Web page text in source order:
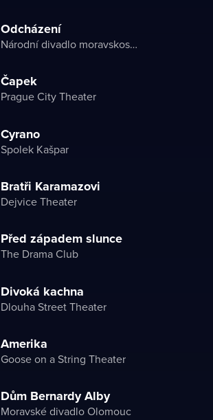
Odcházení
Národní divadlo moravskoslezské
Čapek
Prague City Theater
Cyrano
Spolek Kašpar
Bratři Karamazovi
Dejvice Theater
Před západem slunce
The Drama Club
Divoká kachna
Dlouha Street Theater
Amerika
Goose on a String Theater
Dům Bernardy Alby
Moravské divadlo Olomouc